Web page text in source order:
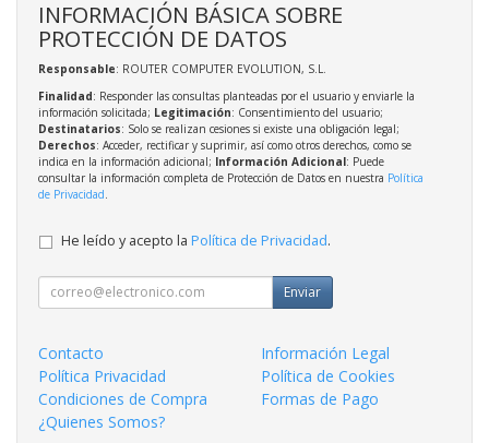
INFORMACIÓN BÁSICA SOBRE
PROTECCIÓN DE DATOS
Responsable: ROUTER COMPUTER EVOLUTION, S.L.
Finalidad: Responder las consultas planteadas por el usuario y enviarle la
información solicitada; Legitimación: Consentimiento del usuario;
Destinatarios: Solo se realizan cesiones si existe una obligación legal;
Derechos: Acceder, rectificar y suprimir, así como otros derechos, como se
indica en la información adicional; Información Adicional: Puede
consultar la información completa de Protección de Datos en nuestra Política
de Privacidad
He leído y acepto la Política de Privacidad.
Enviar
Contacto
Información Legal
Política Privacidad
Política de Cookies
Condiciones de Compra
Formas de Pago
¿Quienes Somos?